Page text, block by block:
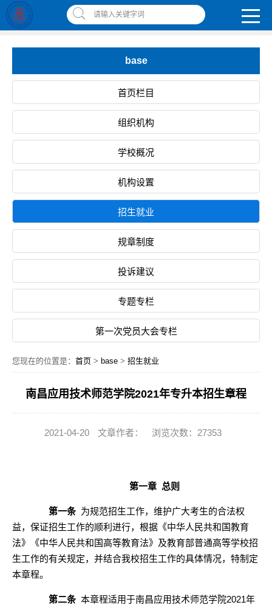
南昌应用技术师范学院，助你圆梦!
| 网上缴费平台 违反师德师风举报信箱
请输入关键字词
base
首页栏目
组织机构
学校概况
机构设置
招生就业
规章制度
投诉建议
专题专栏
第一次党员大会专栏
您现在的位置是： 首页 > base > 招生就业
南昌应用技术师范学院2021年专升本招生章程
2021-04-20 文章作者： 浏览次数：27353
第一章 总则
第一条 为规范招生工作，维护广大考生的合法权
益，保证招生工作的顺利进行，根据《中华人民共和国教育
法》《中华人民共和国高等教育法》及教育部普通高等学校招
生工作的有关规定，并结合我校招生工作的具体情况，特制定
本章程。
第二条 本章程适用于南昌应用技术师范学院2021年